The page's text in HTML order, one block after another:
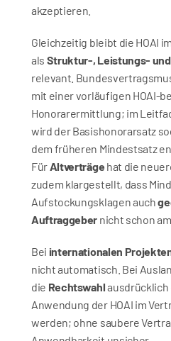
akzeptieren.
Gleichzeitig bleibt die HOAI
als Struktur-, Leistungs-
relevant.
mit einer vorläufigen HOAI-
Honorarermittlung; im
wird der Basishonorarsatz
dem früheren Mindestsatz
Für Altverträge hat die
zudem klargestellt, dass
Aufstockungsklagen auch
Auftraggeber nicht schon
Bei internationalen
nicht automatisch. Bei
die Rechtswahl ausdrücklich
Anwendung der HOAI im
werden; ohne saubere